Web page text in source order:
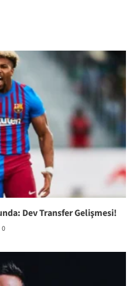
Dev Transfer Gelişmesi!
0